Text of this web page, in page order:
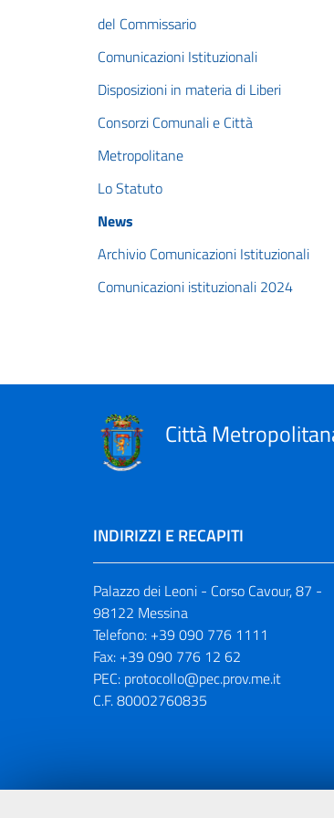
del Commissario
Comunicazioni Istituzionali
Disposizioni in materia di Liberi
Consorzi Comunali e Città
Metropolitane
Lo Statuto
News
Archivio Comunicazioni Istituzionali
Comunicazioni istituzionali 2024
Città
INDIRIZZI E RECAPITI
Palazzo dei Leoni - Corso Cavour, 87 -
98122 Messina
Telefono: +39 090 776 1111
Fax: +39 090 776 12 62
PEC: protocollo@pec.prov.me.it
C.F. 80002760835